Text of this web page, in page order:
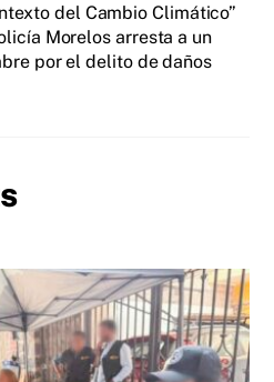
del Cambio Climático”
Morelos arresta a un
por el delito de daños